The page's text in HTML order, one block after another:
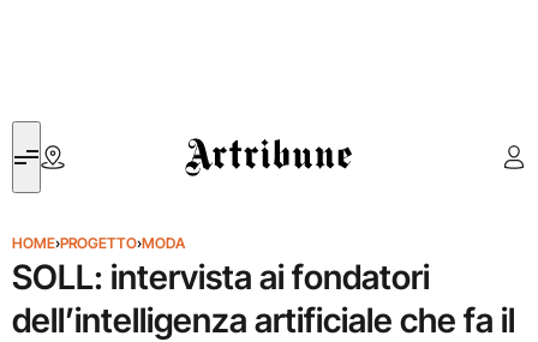
Artribune
HOME›PROGETTO›MODA
SOLL: intervista ai fondatori
dell’intelligenza artificiale che fa il